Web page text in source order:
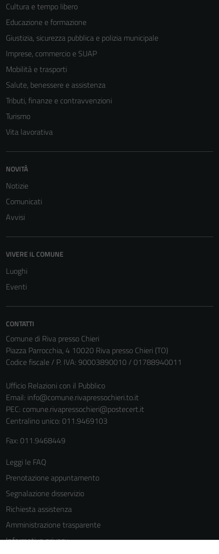
Cultura e tempo libero
Educazione e formazione
Giustizia, sicurezza pubblica e polizia municipale
Imprese, commercio e SUAP
Mobilità e trasporti
Salute, benessere e assistenza
Tributi, finanze e contravvenzioni
Turismo
Vita lavorativa
NOVITÀ
Notizie
Comunicati
Avvisi
VIVERE IL COMUNE
Luoghi
Eventi
CONTATTI
Comune di Riva presso Chieri
Piazza Parrocchia, 4 10020 Riva presso Chieri (TO)
Codice fiscale / P. IVA: 90003890010 / 01788940011
Ufficio Relazioni con il Pubblico
Email: info@comune.rivapressochieri.to.it
PEC: comune.rivapressochieri@postecert.it
Centralino unico: 011.9469103
Fax: 011.9468449
Leggi le FAQ
Prenotazione appuntamento
Segnalazione disservizio
Richiesta assistenza
Amministrazione trasparente
Informativa privacy